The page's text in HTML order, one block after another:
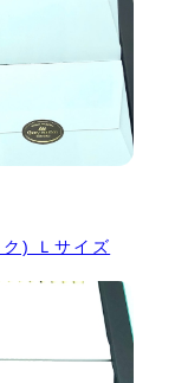
) Ｌサイズ